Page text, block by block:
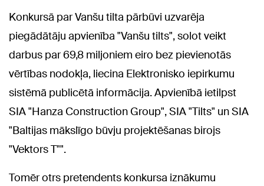
Konkursā par Vanšu tilta pārbūvi uzvarēja
piegādātāju apvienība "Vanšu tilts", solot veikt
darbus par 69,8 miljoniem eiro bez pievienotās
vērtības nodokļa, liecina Elektronisko iepirkumu
sistēmā publicētā informācija. Apvienībā ietilpst
SIA "Hanza Construction Group", SIA "Tilts" un SIA
"Baltijas mākslīgo būvju projektēšanas birojs
"Vektors T"".
Tomēr otrs pretendents konkursa iznākumu